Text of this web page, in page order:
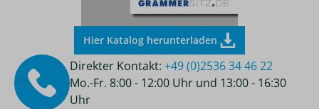
Hier Katalog herunterladen
Direkter Kontakt:+49 (0)2536 34 46 22
Mo.-Fr. 8:00 - 12:00 Uhr und 13:00 - 16:30
Uhr